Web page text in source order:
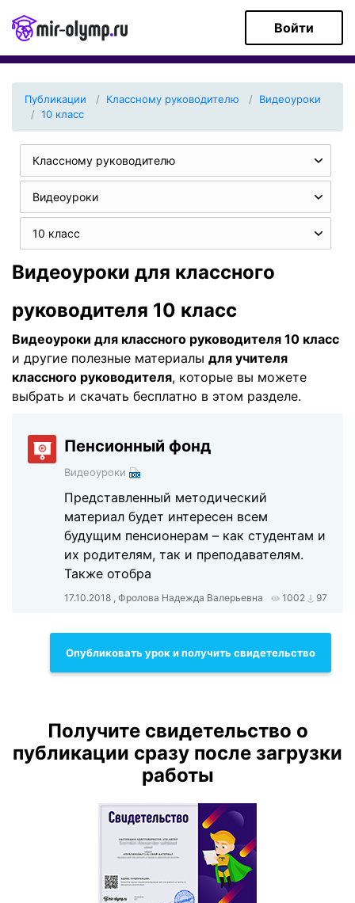
Войти
Публикации Классному руководителю
Видеоуроки
10 класс
Классному руководителю
Видеоуроки
10 класс
Видеоуроки для классного
руководителя 10 класс
Видеоуроки для классного руководителя 10 класс
и другие полезные материалы для учителя
классного руководителя, которые вы можете
выбрать и скачать бесплатно в этом разделе.
Пенсионный фонд
Видеоуроки
Представленный методический
материал будет интересен всем
будущим пенсионерам – как студентам и
их родителям, так и преподавателям.
Также отобра
17.10.2018 , Фролова Надежда Валерьевна 1002 97
Опубликовать урок и получить свидетельство
Получите свидетельство о
публикации сразу после загрузки
работы